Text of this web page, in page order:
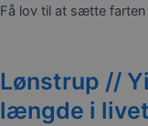
Få lov til at sætte
Lønstrup //
længde i livet